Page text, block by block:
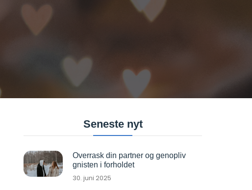
Seneste nyt
Overrask din partner og genopliv
gnisten i forholdet
30. juni 2025